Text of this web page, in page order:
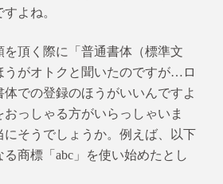
よね。
頂く際に「普通書体（標準文
うがオトクと聞いたのですが…ロ
での登録のほうがいいんですよ
っしゃる方がいらっしゃいま
にそうでしょうか。例えば、以下
商標「abc」を使い始めたとし